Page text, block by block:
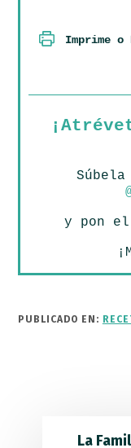
Imprime o
y pon el
PUBLICADO EN:
La